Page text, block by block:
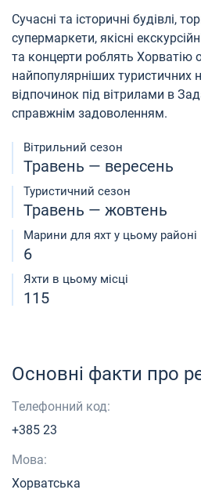
Сучасні та історичні будівлі,
супермаркети, якісні
та концерти роблять Хорватію
найпопулярніших туристичних
відпочинок під вітрилами в
справжнім задоволенням.
Вітрильний сезон
Травень — вересень
Туристичний сезон
Травень — жовтень
Марини для яхт у цьому районі
6
Яхти в цьому місці
115
Основні факти про
Телефонний код:
+385 23
Мова:
Хорватська